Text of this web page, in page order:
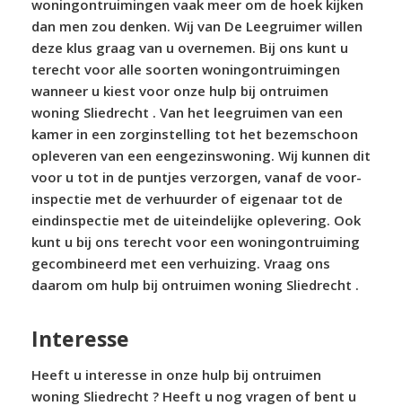
woningontruimingen vaak meer om de hoek kijken
dan men zou denken. Wij van De Leegruimer willen
deze klus graag van u overnemen. Bij ons kunt u
terecht voor alle soorten woningontruimingen
wanneer u kiest voor onze hulp bij ontruimen
woning Sliedrecht . Van het leegruimen van een
kamer in een zorginstelling tot het bezemschoon
opleveren van een eengezinswoning. Wij kunnen dit
voor u tot in de puntjes verzorgen, vanaf de voor-
inspectie met de verhuurder of eigenaar tot de
eindinspectie met de uiteindelijke oplevering. Ook
kunt u bij ons terecht voor een woningontruiming
gecombineerd met een verhuizing. Vraag ons
daarom om hulp bij ontruimen woning Sliedrecht .
Interesse
Heeft u interesse in onze hulp bij ontruimen
woning Sliedrecht ? Heeft u nog vragen of bent u